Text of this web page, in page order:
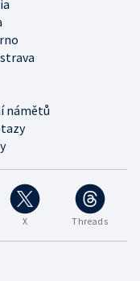
X Threads
námětů